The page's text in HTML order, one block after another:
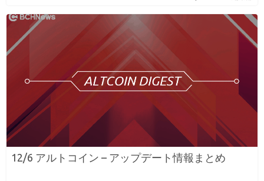
12/6 アルトコイン – アップデート情報まとめ